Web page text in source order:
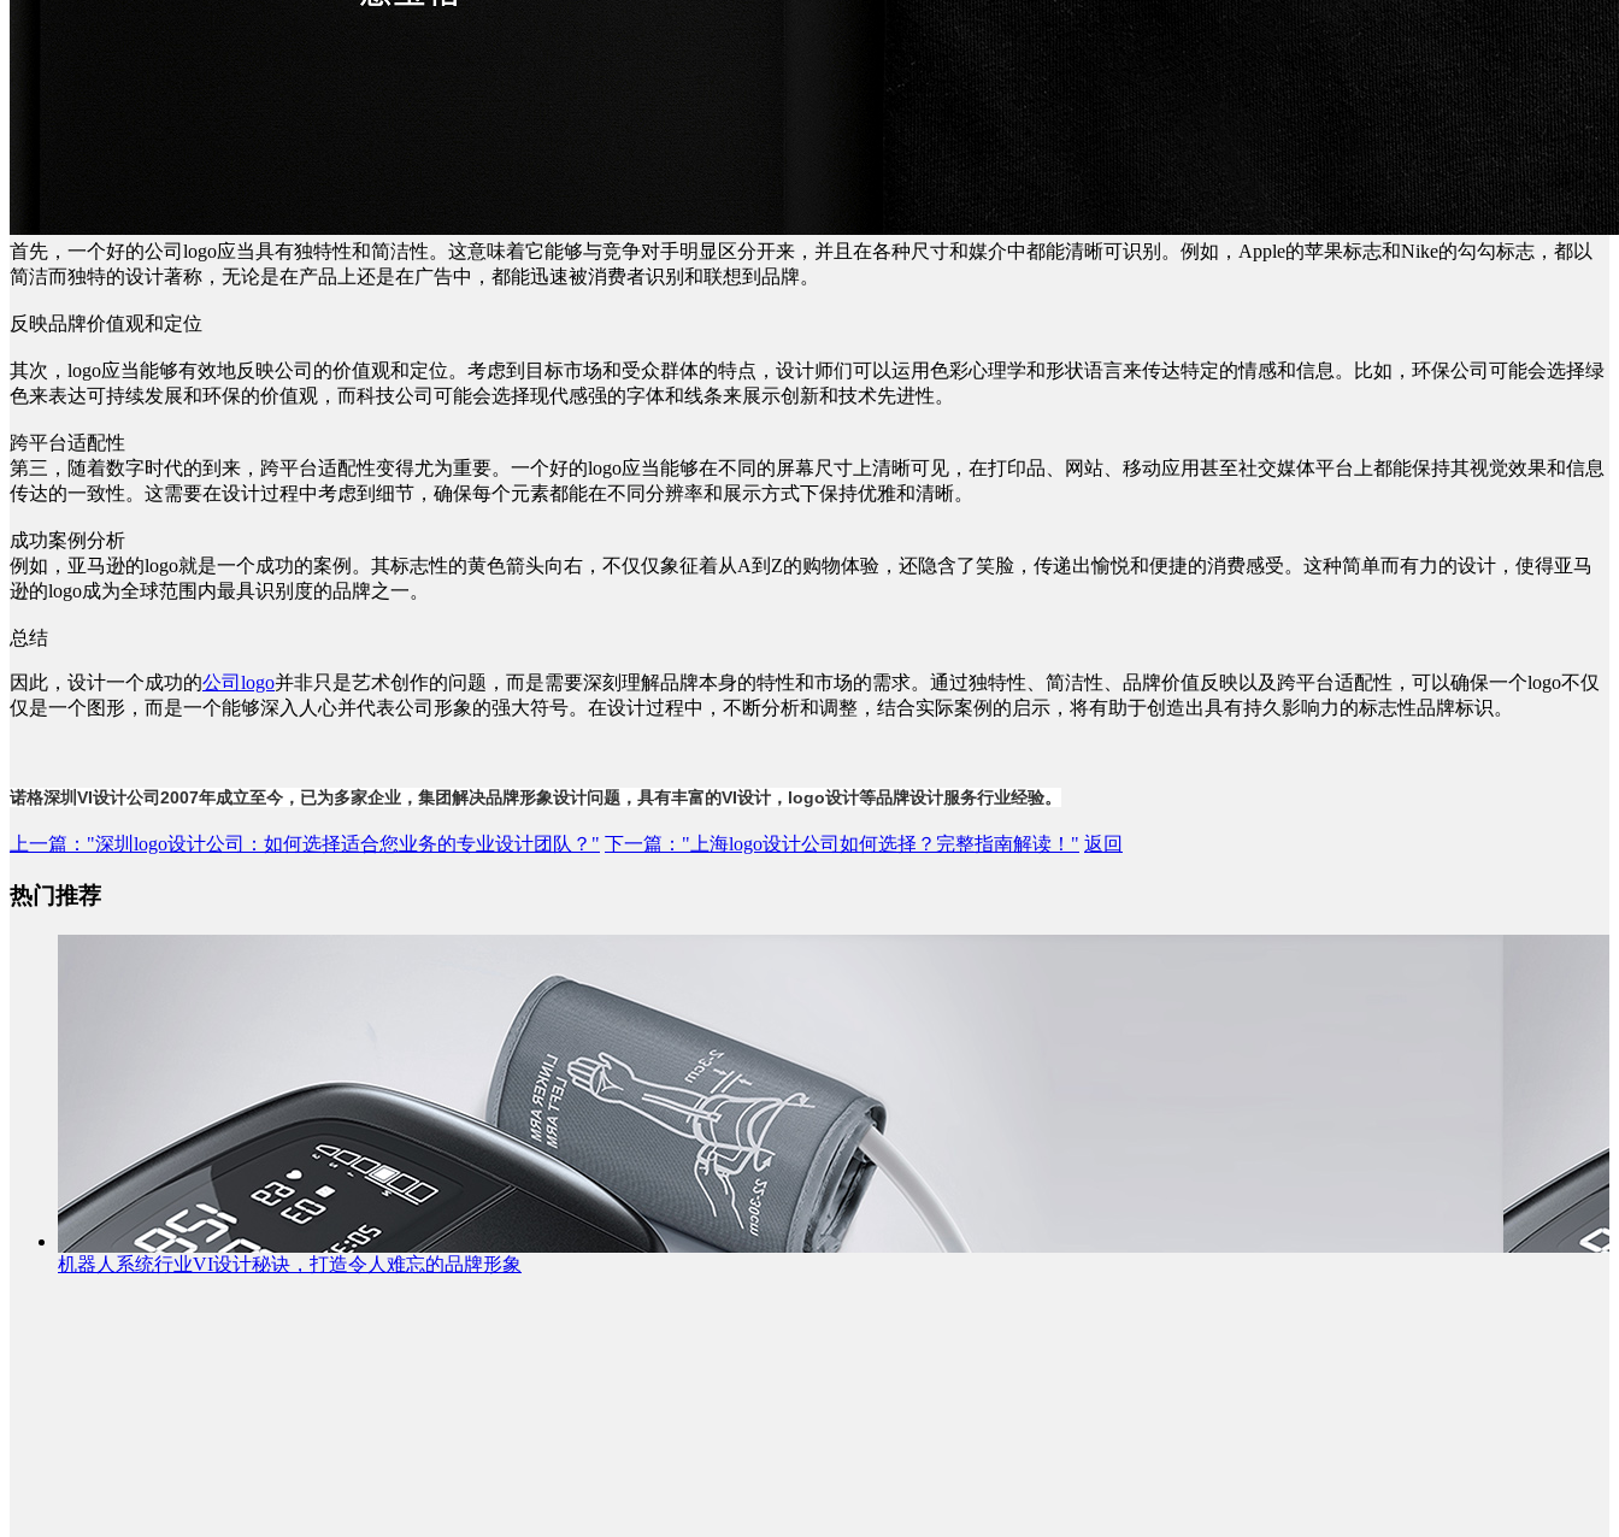
首先，一个好的公司logo应当具有独特性和简洁性。这意味着它能够与竞争对手明显区分开来，并且在各种尺寸和媒介中都能清晰可识别。例如，Apple的苹果标志和Nike的勾勾标志，都以
简洁而独特的设计著称，无论是在产品上还是在广告中，都能迅速被消费者识别和联想到品牌。
反映品牌价值观和定位
其次，logo应当能够有效地反映公司的价值观和定位。考虑到目标市场和受众群体的特点，设计师们可以运用色彩心理学和形状语言来传达特定的情感和信息。比如，环保公司可能会选择绿
色来表达可持续发展和环保的价值观，而科技公司可能会选择现代感强的字体和线条来展示创新和技术先进性。
跨平台适配性
第三，随着数字时代的到来，跨平台适配性变得尤为重要。一个好的logo应当能够在不同的屏幕尺寸上清晰可见，在打印品、网站、移动应用甚至社交媒体平台上都能保持其视觉效果和信息
传达的一致性。这需要在设计过程中考虑到细节，确保每个元素都能在不同分辨率和展示方式下保持优雅和清晰。
成功案例分析
例如，亚马逊的logo就是一个成功的案例。其标志性的黄色箭头向右，不仅仅象征着从A到Z的购物体验，还隐含了笑脸，传递出愉悦和便捷的消费感受。这种简单而有力的设计，使得亚马
逊的logo成为全球范围内最具识别度的品牌之一。
总结
因此，设计一个成功的公司logo并非只是艺术创作的问题，而是需要深刻理解品牌本身的特性和市场的需求。通过独特性、简洁性、品牌价值反映以及跨平台适配性，可以确保一个logo不仅
仅是一个图形，而是一个能够深入人心并代表公司形象的强大符号。在设计过程中，不断分析和调整，结合实际案例的启示，将有助于创造出具有持久影响力的标志性品牌标识。
诺格深圳VI设计公司2007年成立至今，已为多家企业，集团解决品牌形象设计问题，具有丰富的VI设计， logo设计等品牌设计服务行业经验。
上一篇 ："深圳logo设计公司：如何选择适合您业务的专业设计团队？" 下一篇 ："上海logo设计公司如何选择？完整指南解读！" 返回
热门推荐
机器人系统行业VI设计秘诀，打造令人难忘的品牌形象